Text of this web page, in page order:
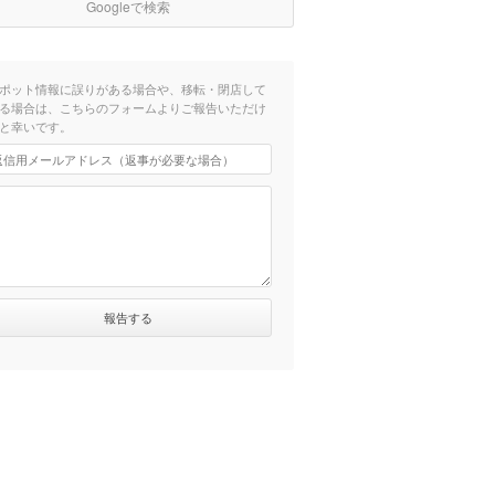
Googleで検索
ット情報に誤りがある場合や、移転・閉店して
場合は、こちらのフォームよりご報告いただけ
幸いです。